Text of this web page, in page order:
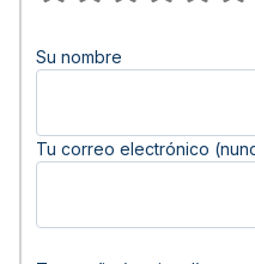
Su nombre
Tu correo electrónico